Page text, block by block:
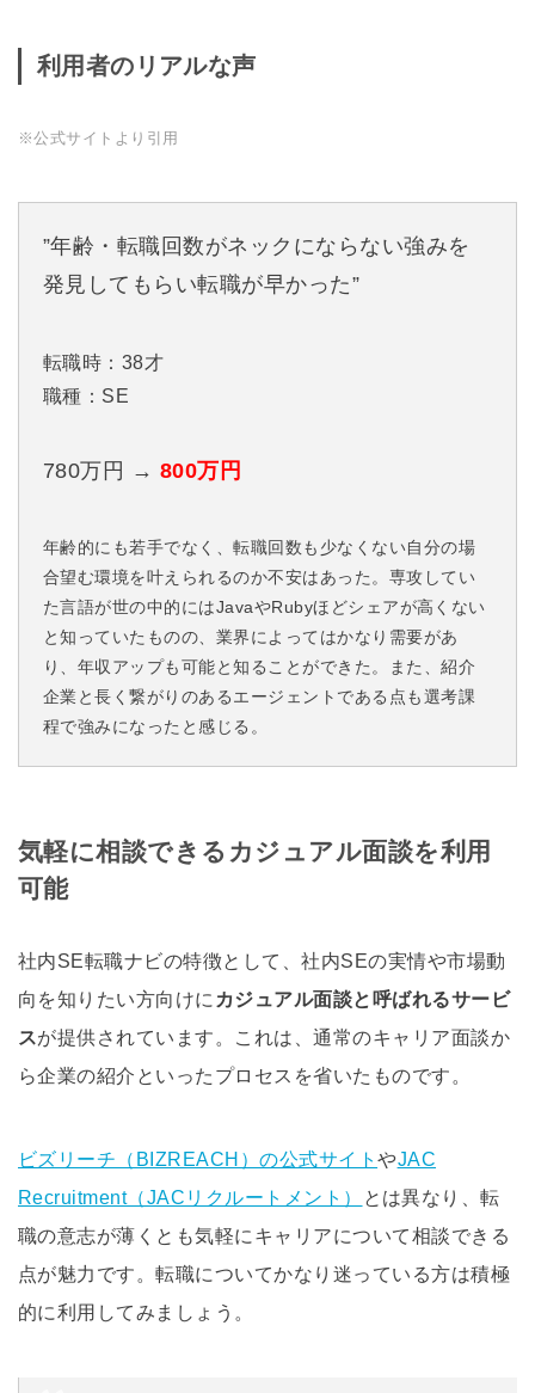
利用者のリアルな声
※公式サイトより引用
”年齢・転職回数がネックにならない強みを
発見してもらい転職が早かった”
転職時：38才
職種：SE
780万円 → 800万円
年齢的にも若手でなく、転職回数も少なくない自分の場
合望む環境を叶えられるのか不安はあった。専攻してい
た言語が世の中的にはJavaやRubyほどシェアが高くない
と知っていたものの、業界によってはかなり需要があ
り、年収アップも可能と知ることができた。また、紹介
企業と長く繋がりのあるエージェントである点も選考課
程で強みになったと感じる。
気軽に相談できるカジュアル面談を利用
可能
社内SE転職ナビの特徴として、社内SEの実情や市場動
向を知りたい方向けに カジュアル面談と呼ばれるサービ
スが提供されています。これは、通常のキャリア面談か
ら企業の紹介といったプロセスを省いたものです。
ビズリーチ（BIZREACH）の公式サイトやJAC
Recruitment（JACリクルートメント）
とは異なり、転
職の意志が薄くとも気軽にキャリアについて相談できる
点が魅力です。転職についてかなり迷っている方は積極
的に利用してみましょう。